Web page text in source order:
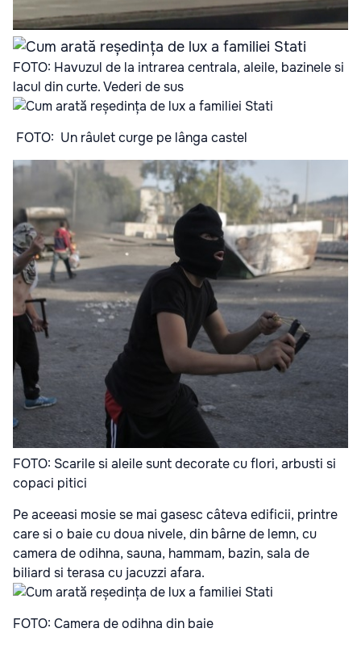
FOTO: Havuzul de la intrarea centrala, aleile, bazinele si
lacul din curte. Vederi de sus
FOTO: Un râulet curge pe lânga castel
FOTO: Scarile si aleile sunt decorate cu flori, arbusti si
copaci pitici
Pe aceeasi mosie se mai gasesc câteva edificii, printre
care si o baie cu doua nivele, din bârne de lemn, cu
camera de odihna, sauna, hammam, bazin, sala de
biliard si terasa cu jacuzzi afara.
FOTO: Camera de odihna din baie